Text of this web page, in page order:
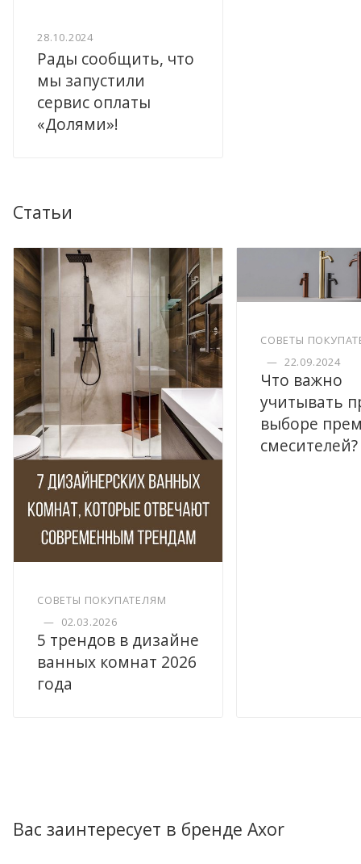
28.10.2024
Рады сообщить, что
мы запустили
сервис оплаты
«Долями»!
Статьи
СОВЕТЫ ПОКУПАТЕЛЯМ
— 02.03.2026
5 трендов в дизайне
ванных комнат 2026
года
СОВЕТЫ
— 22.09.2024
Что важно
учитывать
выборе
смесителей?
Вас заинтересует в бренде Axor